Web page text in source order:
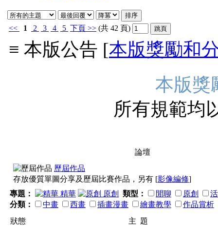
<< 1 2 3 4 5 下頁 >> (共 42 頁)
≡ 本版公告 [本版獎勵和
本版獎
所有規範均
本版重要事項：1.本版
貼作品 ，轉貼請改發
http://bbs.mychat.to/
論壇
歷屆作品
存放優質單圖分享及歷屆比賽作品，另有 [影像編修]
專題：
精華 原創 類型： 閒聊 原創
分類：
中畫 西畫 插畫漫畫 繪畫教學
作品賞析
狀態
主 題